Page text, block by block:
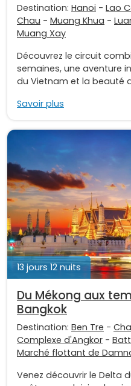
Destination: Hanoi - Lao
Chau - Muang Khua -
Muang Xay
Découvrez le circuit
semaines, une aventure
du Vietnam et la beauté
Savoir plus
13 jours 12 nuits
Du Mékong aux
Bangkok
Destination: Ben Tre -
Complexe d'Angkor -
Marché flottant de
Venez découvrir le Delta